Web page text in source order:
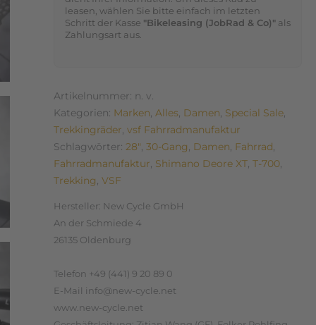
leasen, wählen Sie bitte einfach im letzten
Schritt der Kasse "Bikeleasing (JobRad & Co)"als
Zahlungsart aus.
Artikelnummer: n. v.
Kategorien: Marken, Alles, Damen, Special Sale,
Trekkingräder, vsf Fahrradmanufaktur
Schlagwörter: 28", 30-Gang, Damen, Fahrrad,
Fahrradmanufaktur, Shimano Deore XT, T-700,
Trekking, VSF
Hersteller: New Cycle GmbH
An der Schmiede 4
26135 Oldenburg
Telefon +49 (441) 9 20 89 0
E-Mail info@new-cycle.net
www.new-cycle.net